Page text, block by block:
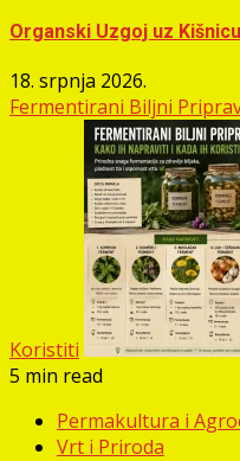
Organski Uzgoj uz
18. srpnja 2026.
Fermentirani Biljni
Koristiti
5 min read
Permakultura i
Vrt i Priroda